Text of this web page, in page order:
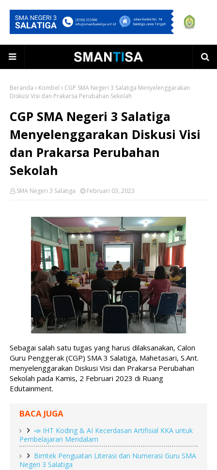
Beranda Kombel
CGP SMA Negeri 3 Salatiga Menyelenggarakan
Diskusi Visi dan Prakarsa Perubahan Sekolah
CGP SMA Negeri 3 Salatiga
Menyelenggarakan Diskusi Visi
dan Prakarsa Perubahan
Sekolah
SMA Negeri 3 Salatiga Februari 03, 2023
Sebagai salah satu tugas yang harus dilaksanakan, Calon
Guru Penggerak (CGP) SMA 3 Salatiga, Mahetasari, S.Ant.
menyelenggarakan Diskusi Visi dan Prakarsa Perubahan
Sekolah pada Kamis, 2 Februari 2023 di Ruang
Edutainment.
BACA JUGA
📣 IHT Koding & AI Kecerdasan Artifisial KKA untuk
Pembelajaran Mendalam
Bimtek Penguatan Literasi dan Numerasi Guru SMA
Negeri 3 Salatiga